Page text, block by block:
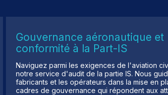
Gouvernance aéronautique et
conformité à la Part-IS
Naviguez parmi les exigences de l'aviation
notre service d'audit de la partie IS. Nous
fabricants et les opérateurs dans la mise en
cadres de gouvernance qui répondent aux